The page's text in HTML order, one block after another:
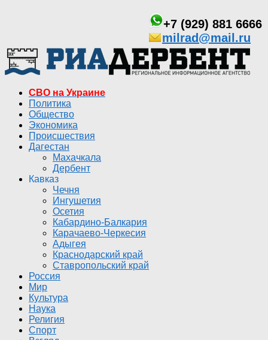
+7 (929) 881 6666
milrad@mail.ru
СВО на Украине
Политика
Общество
Экономика
Происшествия
Дагестан
Махачкала
Дербент
Кавказ
Чечня
Ингушетия
Осетия
Кабардино-Балкария
Карачаево-Черкесия
Адыгея
Краснодарский край
Ставропольский край
Россия
Мир
Культура
Наука
Религия
Спорт